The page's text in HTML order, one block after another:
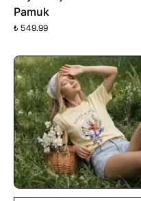
Pamuk
₺ 549.99